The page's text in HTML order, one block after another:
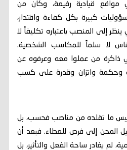
قيادية رفيعة، وكان من
كبيرة بكل كفاءة واقتدار،
إلى المنصب باعتباره تكليفاً لا
لا سلماً للمكاسب الشخصية.
ذاكرة من عملوا معه وعرفوه عن
وحكمة واتزان وقدرة على كسب
ليس ما تقلده من مناصب فحسب، بل
المحن إلى فرص للعطاء. فبعد أن
لم يغادر ساحة الفعل والتأثير، بل